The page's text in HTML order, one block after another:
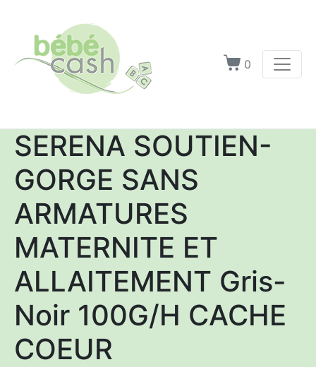
0
SERENA SOUTIEN-
GORGE SANS
ARMATURES
MATERNITE ET
ALLAITEMENT Gris-
Noir 100G/H CACHE
COEUR